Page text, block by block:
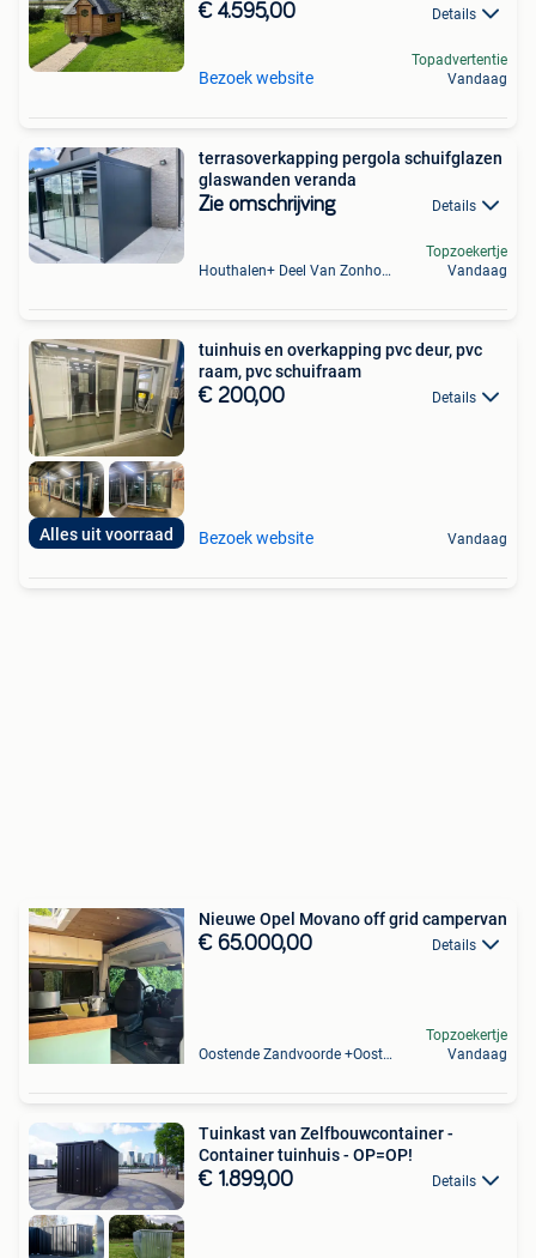
€ 4.595,00 Details
Bezoek website
Topadvertentie
Vandaag
terrasoverkapping pergola schuifglazen
glaswanden veranda
Zie omschrijving Details
Houthalen+ Deel Van Zonhoven En Zolder
Topzoekertje
Vandaag
Alles uit voorraad
tuinhuis en overkapping pvc deur, pvc
raam, pvc schuifraam
€ 200,00 Details
Bezoek website Vandaag
Nieuwe Opel Movano off grid campervan
€ 65.000,00 Details
Oostende Zandvoorde +Oostende
Topzoekertje
Vandaag
Tuinkast van Zelfbouwcontainer -
Container tuinhuis - OP=OP!
€ 1.899,00 Details